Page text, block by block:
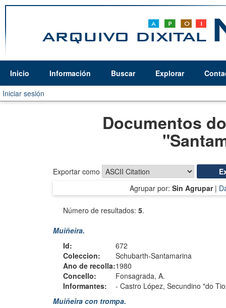
Inicio Información Buscar Explorar
Iniciar sesión
Documentos
"
Exportar como
Agrupar por: Sin Agrupar|
Número de resultados: 5.
Muiñeira.
Id:
672
Coleccion:
Schubarth-Santamarina
Ano de recolla:1980
Concello:
Fonsagrada, A.
Informantes:
- Castro López, Secundino "do
Muiñeira con trompa.